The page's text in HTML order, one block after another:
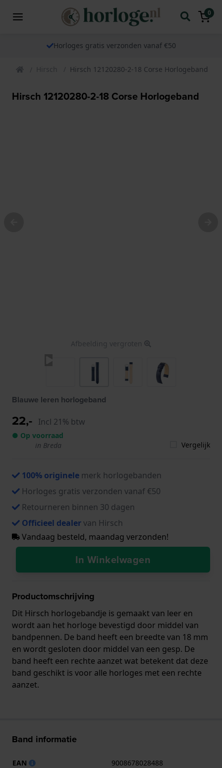
0
Horloges gratis verzonden vanaf €50
Hirsch Hirsch 12120280-2-18 Corse Horlogeband
Hirsch 12120280-2-18 Corse Horlogeband
Afbeelding vergroten
Blauwe leren horlogeband
22,- Incl 21% btw
● Op voorraad
in Breda
Vergelijk
100% originele merk horlogebanden
Horloges gratis verzonden vanaf €50
Retourneren binnen 30 dagen
Officieel dealervan Hirsch
Vandaag besteld, maandag verzonden!
In Winkelwagen
Productomschrijving
Dit Hirsch horlogebandje is gemaakt van leer en
wordt aan het horloge bevestigd door middel van
bandpennen. De band heeft een breedte van 18 mm
en wordt gesloten door middel van een gesp. De
band heeft een rechte aanzet wat betekent dat deze
band geschikt is voor alle horloges met een rechte
aanzet.
Band informatie
EAN
9008678028488